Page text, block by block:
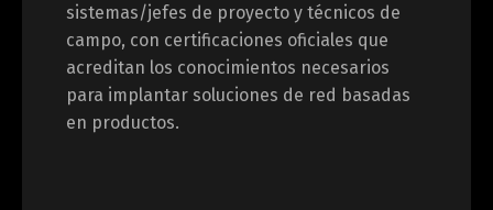
sistemas/jefes de proyecto y técnicos de
campo, con certificaciones oficiales que
acreditan los conocimientos necesarios
para implantar soluciones de red basadas
en productos.